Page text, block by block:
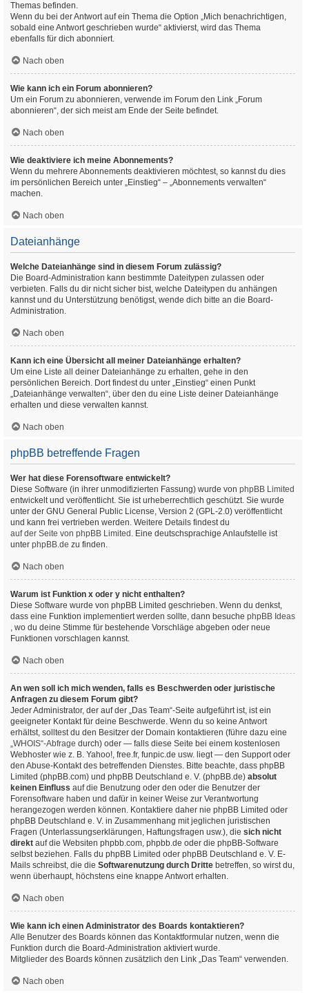
Themas befinden.
Wenn du bei der Antwort auf ein Thema die Option „Mich benachrichtigen,
sobald eine Antwort geschrieben wurde“ aktivierst, wird das Thema
ebenfalls für dich abonniert.
Nach oben
Wie kann ich ein Forum abonnieren?
Um ein Forum zu abonnieren, verwende im Forum den Link „Forum
abonnieren“, der sich meist am Ende der Seite befindet.
Nach oben
Wie deaktiviere ich meine Abonnements?
Wenn du mehrere Abonnements deaktivieren möchtest, so kannst du dies
im persönlichen Bereich unter „Einstieg“ – „Abonnements verwalten“
machen.
Nach oben
Dateianhänge
Welche Dateianhänge sind in diesem Forum zulässig?
Die Board-Administration kann bestimmte Dateitypen zulassen oder
verbieten. Falls du dir nicht sicher bist, welche Dateitypen du anhängen
kannst und du Unterstützung benötigst, wende dich bitte an die Board-
Administration.
Nach oben
Kann ich eine Übersicht all meiner Dateianhänge erhalten?
Um eine Liste all deiner Dateianhänge zu erhalten, gehe in den
persönlichen Bereich. Dort findest du unter „Einstieg“ einen Punkt
„Dateianhänge verwalten“, über den du eine Liste deiner Dateianhänge
erhalten und diese verwalten kannst.
Nach oben
phpBB betreffende Fragen
Wer hat diese Forensoftware entwickelt?
Diese Software (in ihrer unmodifizierten Fassung) wurde von phpBB Limited
entwickelt und veröffentlicht. Sie ist urheberrechtlich geschützt. Sie wurde
unter der GNU General Public License, Version 2 (GPL-2.0) veröffentlicht
und kann frei vertrieben werden. Weitere Details findest du
auf der Seite von phpBB Limited . Eine deutschsprachige Anlaufstelle ist
unter phpBB.de zu finden.
Nach oben
Warum ist Funktion x oder y nicht enthalten?
Diese Software wurde von phpBB Limited geschrieben. Wenn du denkst,
dass eine Funktion implementiert werden sollte, dann besuche phpBB Ideas
, wo du deine Stimme für bestehende Vorschläge abgeben oder neue
Funktionen vorschlagen kannst.
Nach oben
An wen soll ich mich wenden, falls es Beschwerden oder juristische
Anfragen zu diesem Forum gibt?
Jeder Administrator, der auf der „Das Team“-Seite aufgeführt ist, ist ein
geeigneter Kontakt für deine Beschwerde. Wenn du so keine Antwort
erhältst, solltest du den Besitzer der Domain kontaktieren (führe dazu eine
„WHOIS“-Abfrage durch) oder — falls diese Seite bei einem kostenlosen
Webhoster wie z. B. Yahoo!, free.fr, funpic.de usw. liegt — den Support oder
den Abuse-Kontakt des betreffenden Dienstes. Bitte beachte, dass phpBB
Limited (phpBB.com) und phpBB Deutschland e. V. (phpBB.de) absolut
keinen Einfluss auf die Benutzung oder den oder die Benutzer der
Forensoftware haben und dafür in keiner Weise zur Verantwortung
herangezogen werden können. Kontaktiere daher nie phpBB Limited oder
phpBB Deutschland e. V. in Zusammenhang mit jeglichen juristischen
Fragen (Unterlassungserklärungen, Haftungsfragen usw.), die sich nicht
direkt auf die Websiten phpbb.com, phpbb.de oder die phpBB-Software
selbst beziehen. Falls du phpBB Limited oder phpBB Deutschland e. V. E-
Mails schreibst, die die Softwarenutzung durch Dritte betreffen, so wirst du,
wenn überhaupt, höchstens eine knappe Antwort erhalten.
Nach oben
Wie kann ich einen Administrator des Boards kontaktieren?
Alle Benutzer des Boards können das Kontaktformular nutzen, wenn die
Funktion durch die Board-Administration aktiviert wurde.
Mitglieder des Boards können zusätzlich den Link „Das Team“ verwenden.
Nach oben